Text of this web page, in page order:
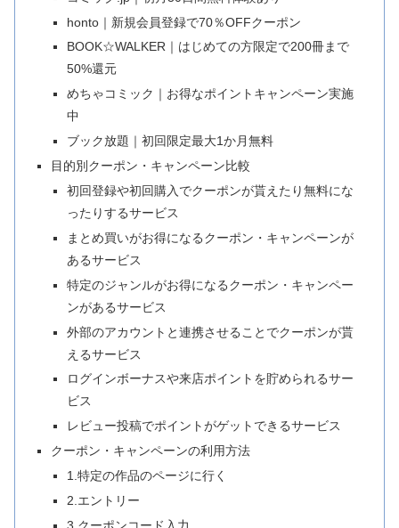
honto｜新規会員登録で70％OFFクーポン
BOOK☆WALKER｜はじめての方限定で200冊まで
50%還元
めちゃコミック｜お得なポイントキャンペーン実施
中
ブック放題｜初回限定最大1か月無料
目的別クーポン・キャンペーン比較
初回登録や初回購入でクーポンが貰えたり無料にな
ったりするサービス
まとめ買いがお得になるクーポン・キャンペーンが
あるサービス
特定のジャンルがお得になるクーポン・キャンペー
ンがあるサービス
外部のアカウントと連携させることでクーポンが貰
えるサービス
ログインボーナスや来店ポイントを貯められるサー
ビス
レビュー投稿でポイントがゲットできるサービス
クーポン・キャンペーンの利用方法
1.特定の作品のページに行く
2.エントリー
3.クーポンコード入力